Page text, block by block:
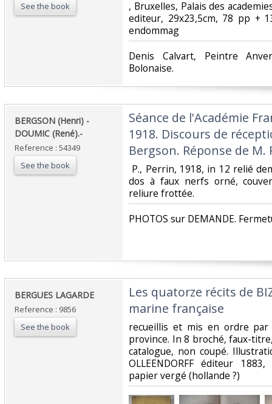
See the book
‎, Bruxelles, Palais des
editeur, 29x23,5cm, 78 pp +
endommag ‎
‎Denis Calvart, Peintre
Bolonaise.‎
‎BERGSON (Henri) -
DOUMIC (René).-‎
Reference : 54349
See the book
‎Séance de l'Académie
1918. Discours de
Bergson. Réponse de M.
P., Perrin, 1918, in 12 relié
dos à faux nerfs orné,
reliure frottée. ‎
‎PHOTOS sur DEMANDE.
‎BERGUES LAGARDE ‎
Reference : 9856
See the book
‎Les quatorze récits de
marine française‎
‎recueillis et mis en ordre par
province. In 8 broché, faux-
catalogue, non coupé.
OLLEENDORFF éditeur
papier vergé (hollande ?) ‎